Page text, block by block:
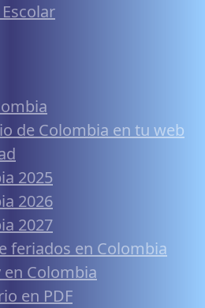
de Colombia en tu web
2025
2026
2027
feriados en Colombia
en Colombia
en PDF